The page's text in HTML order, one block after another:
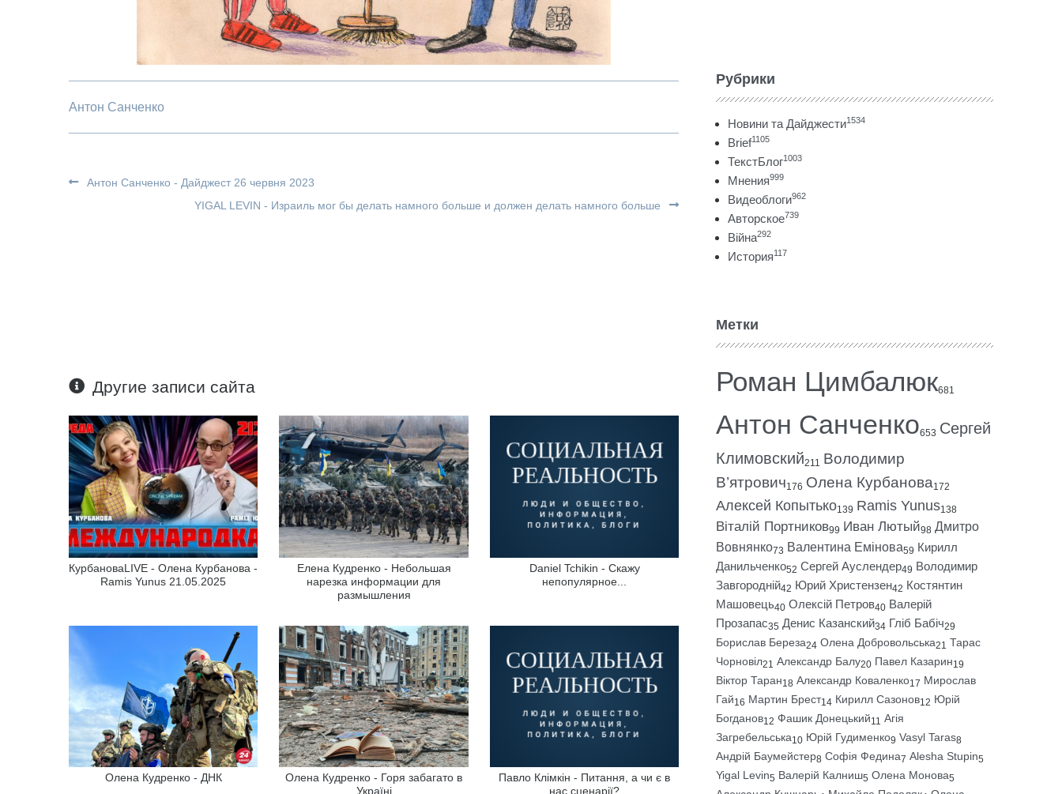
Антон Санченко
Антон Санченко - Дайджест 26 червня 2023
YIGAL LEVIN - Израиль мог бы делать намного больше и должен делать намного больше
Другие записи сайта
КурбановаLIVE - Олена Курбанова -
Ramis Yunus 21.05.2025
Елена Кудренко - Небольшая
нарезка информации для
размышления
Daniel Tchikin - Скажу
непопулярное...
Олена Кудренко - ДНК
Олена Кудренко - Горя забагато в
Україні
Павло Клімкін - Питання, а чи є в
нас сценарії?
Рубрики
Новини та Дайджести1534
Brief1105
ТекстБлог1003
Мнения999
Видеоблоги962
Авторское739
Війна292
История117
Метки
Роман Цимбалюк681
Антон Санченко653 Сергей
Климовский211 Володимир
В’ятрович176 Олена Курбанова172
Алексей Копытько139 Ramis Yunus138
Віталій Портников99 Иван Лютый98 Дмитро
Вовнянко73 Валентина Емінова59 Кирилл
Данильченко52 Сергей Ауслендер49 Володимир
Завгородній42 Юрий Христензен42 Костянтин
Машовець40 Олексій Петров40 Валерій
Прозапас35 Денис Казанский34 Гліб Бабіч29
Борислав Береза24 Олена Добровольська21 Тарас
Чорновіл21 Александр Балу20 Павел Казарин19
Віктор Таран18 Александр Коваленко17 Мирослав
Гай16 Мартин Брест14 Кирилл Сазонов12 Юрій
Богданов12 Фашик Донецький11 Агія
Загребельська10 Юрій Гудименко9 Vasyl Taras8
Андрій Баумейстер8 Софія Федина7 Alesha Stupin5
Yigal Levin5 Валерій Калниш5 Олена Монова5